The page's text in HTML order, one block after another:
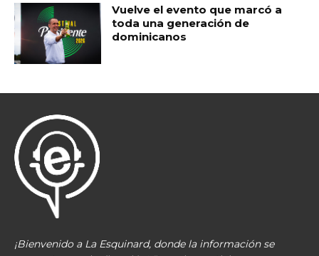
Vuelve el evento que marcó a
toda una generación de
dominicanos
¡Bienvenido a La Esquinard, donde la información se